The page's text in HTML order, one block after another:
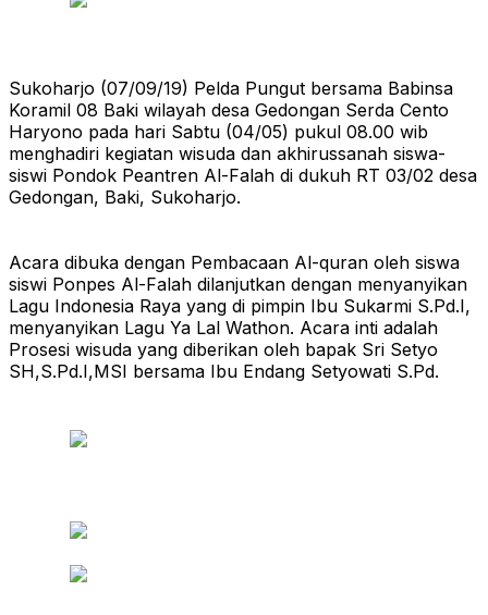
Sukoharjo (07/09/19) Pelda Pungut bersama Babinsa
Koramil 08 Baki wilayah desa Gedongan Serda Cento
Haryono pada hari Sabtu (04/05) pukul 08.00 wib
menghadiri kegiatan wisuda dan akhirussanah siswa-
siswi Pondok Peantren Al-Falah di dukuh RT 03/02 desa
Gedongan, Baki, Sukoharjo.
Acara dibuka dengan Pembacaan Al-quran oleh siswa
siswi Ponpes Al-Falah dilanjutkan dengan menyanyikan
Lagu Indonesia Raya yang di pimpin Ibu Sukarmi S.Pd.I,
menyanyikan Lagu Ya Lal Wathon. Acara inti adalah
Prosesi wisuda yang diberikan oleh bapak Sri Setyo
SH,S.Pd.I,MSI bersama Ibu Endang Setyowati S.Pd.